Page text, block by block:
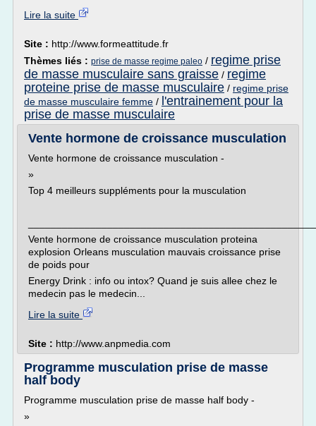
Lire la suite
Site : http://www.formeattitude.fr
Thèmes liés : prise de masse regime paleo / regime prise
de masse musculaire sans graisse / regime
proteine prise de masse musculaire / regime prise
de masse musculaire femme / l'entrainement pour la
prise de masse musculaire
Vente hormone de croissance musculation
Vente hormone de croissance musculation -
»
Top 4 meilleurs suppléments pour la musculation
Vente hormone de croissance musculation proteina
explosion Orleans musculation mauvais croissance prise
de poids pour
Energy Drink : info ou intox? Quand je suis allee chez le
medecin pas le medecin...
Lire la suite
Site : http://www.anpmedia.com
Programme musculation prise de masse
half body
Programme musculation prise de masse half body -
»